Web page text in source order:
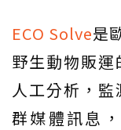
ECO Solve是
野生動物販
人工分析，
群媒體訊息